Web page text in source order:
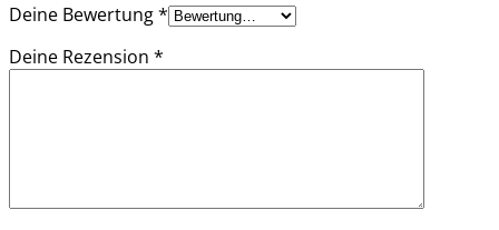
Deine Bewertung*
Deine Rezension *